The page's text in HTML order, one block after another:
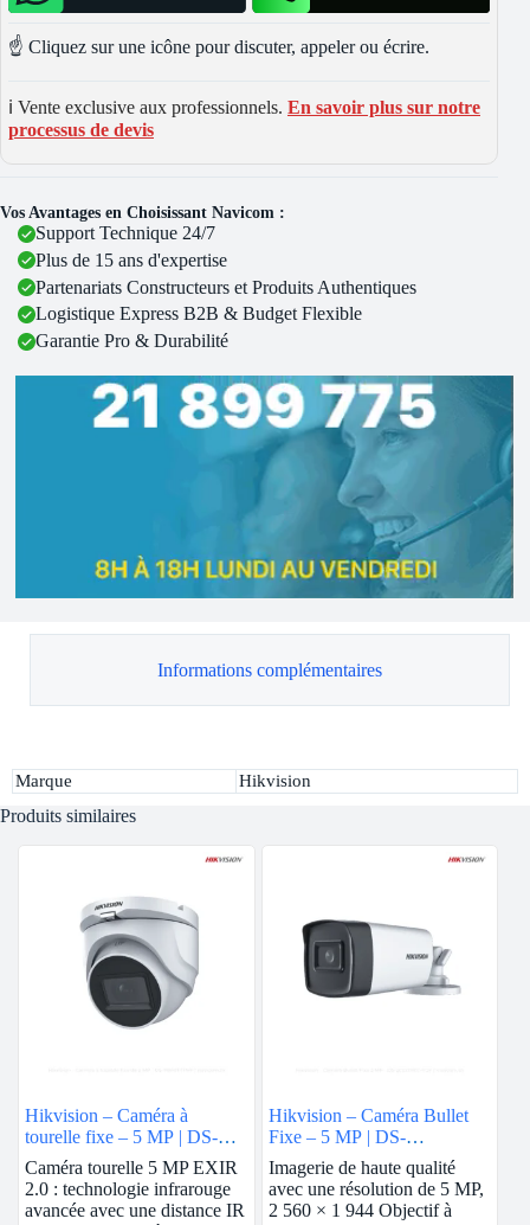
☝️ Cliquez sur une icône pour discuter, appeler ou écrire.
ℹ️ Vente exclusive aux professionnels. En savoir plus sur notre
processus de devis
Vos Avantages en Choisissant Navicom :
Support Technique 24/7
Plus de 15 ans d'expertise
Partenariats Constructeurs et Produits Authentiques
Logistique Express B2B & Budget Flexible
Garantie Pro & Durabilité
Informations complémentaires
Marque Hikvision
Produits similaires
Hikvision – Caméra à
tourelle fixe – 5 MP | DS-
76H0T-ITMF
Caméra tourelle 5 MP EXIR
2.0 : technologie infrarouge
avancée avec une distance IR
Hikvision – Caméra Bullet
Fixe – 5 MP | DS-
2CE17H0T-IT5F
Imagerie de haute qualité
avec une résolution de 5 MP,
2 560 × 1 944 Objectif à